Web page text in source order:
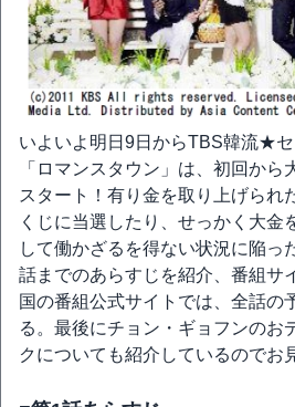
いよいよ明日9日からTBS韓流★
「ロマンスタウン」は、初回から
スタート！有り金を取り上げられ
くじに当選したり、せっかく大金
して働かざるを得ない状況に陥
話までのあらすじを紹介、番組サ
国の番組公式サイトでは、全話の
る。最後にチョン・ギョフンのお
クについても紹介しているのでお